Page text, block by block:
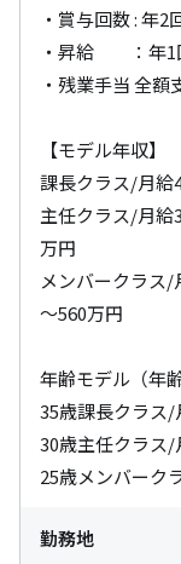
・賞与回数 : 年2
・昇給　　：年
・残業手当 全額
【モデル年収】
課長クラス/月給
主任クラス/月給
万円
メンバークラス
～560万円
年齢モデル（年
35歳課長クラス/
30歳主任クラス/
25歳メンバーク
勤務地